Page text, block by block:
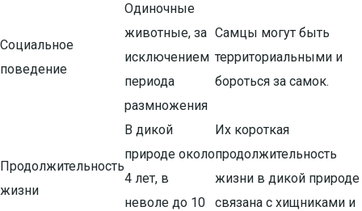
Социальное
поведение
Одиночные
животные, за
исключением
периода
размножения
Самцы могут быть
территориальными и
бороться за самок.
Продолжительность
жизни
В дикой
природе около
4 лет, в
неволе до 10
Их короткая
продолжительность
жизни в дикой природе
связана с хищниками и